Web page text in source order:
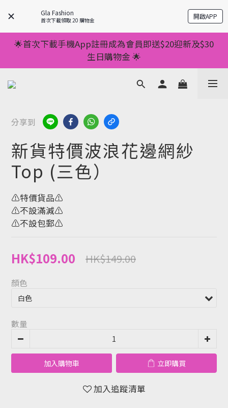
Gla Fashion
首次下載領取 20 購物金 開啟APP
💥正價服裝滿減優惠💥 ✅一件起包順豐 ✅第二件起減
$20 ✅第三件減$40    如此類推⬆不設上限
💥正價服裝滿減優惠💥 ✅一件起包順豐 ✅第二件起減
$20 ✅第三件減$40    如此類推⬆不設上限
🌟首次下載手機App註冊成為會員即送$20迎新及$30
生日購物金 🌟
🌟手機App消費儲積分當購物金用🌟消費1元有1分 🌟
累積滿100分可當1元使用🌟
💥正價服裝滿減優惠💥 ✅一件起包順豐 ✅第二件起減
$20 ✅第三件減$40    如此類推⬆不設上限
分享到
新貨特價波浪花邊網紗
Top (三色）
⚠️特價貨品⚠️
⚠️不設滿減⚠️
⚠️不設包郵⚠️
HK$109.00 HK$149.00
顏色
數量
加入購物車 立即購買
加入追蹤清單